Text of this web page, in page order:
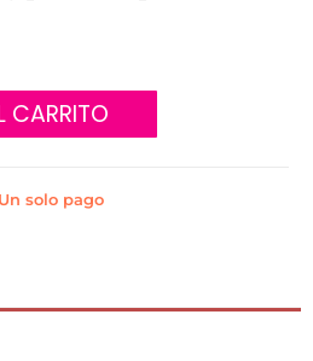
CARRITO
Un solo pago